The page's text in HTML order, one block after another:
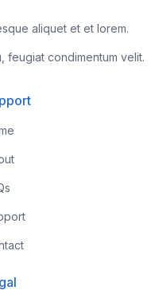
aliquet et et lorem.
feugiat condimentum velit.